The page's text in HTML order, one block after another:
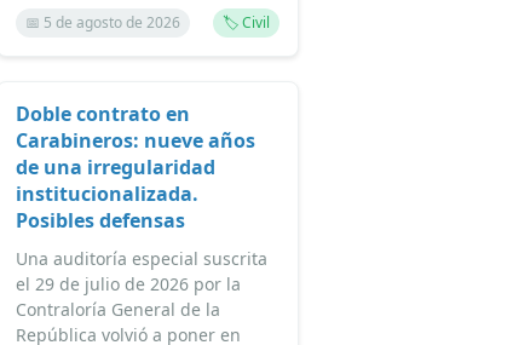
📅 5 de agosto de 2026 🏷️ Civil
Doble contrato en
Carabineros: nueve años
de una irregularidad
institucionalizada.
Posibles defensas
Una auditoría especial suscrita
el 29 de julio de 2026 por la
Contraloría General de la
República volvió a poner en